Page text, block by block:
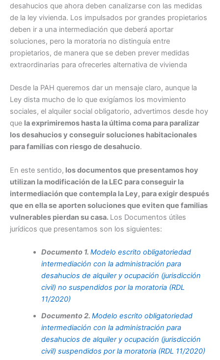
desahucios que ahora deben canalizarse con las medidas
de la ley vivienda. Los impulsados por grandes propietarios
deben ir a una intermediación que deberá aportar
soluciones, pero la moratoria no distinguía entre
propietarios, de manera que se deben prever medidas
extraordinarias para ofrecerles alternativa de vivienda
Desde la PAH queremos dar un mensaje claro, aunque la
Ley dista mucho de lo que exigíamos los movimiento
sociales, el alquiler social obligatorio, advertimos desde hoy
que la exprimiremos hasta la última coma para paralizar
los desahucios y conseguir soluciones habitacionales
para familias con riesgo de desahucio.
En este sentido, los documentos que presentamos hoy
utilizan la modificación de la LEC para conseguir la
intermediación que contempla la Ley, para exigir después
que en ella se aporten soluciones que eviten que familias
vulnerables pierdan su casa. Los Documentos útiles
jurídicos que presentamos son los siguientes:
Documento 1. Modelo escrito obligatoriedad
intermediación con la administración para
desahucios de alquiler y ocupación (jurisdicción
civil) no suspendidos por la moratoria (RDL
11/2020)
Documento 2. Modelo escrito obligatoriedad
intermediación con la administración para
desahucios de alquiler y ocupación (jurisdicción
civil) suspendidos por la moratoria (RDL 11/2020)